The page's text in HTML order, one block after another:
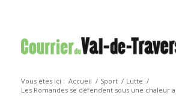
Vous êtes ici : Accueil / Sport / Lutte /
Les Romandes se défendent sous une chaleur